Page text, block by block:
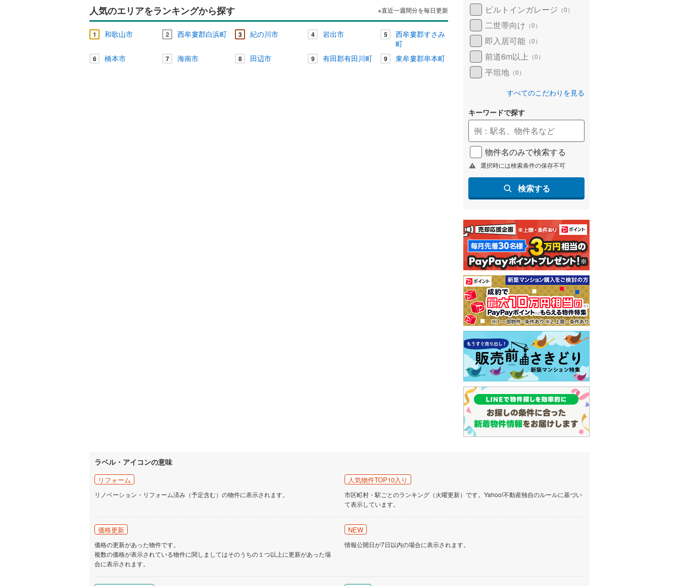
人気のエリアをランキングから探す ※直近一週間分を毎日更新
1 和歌山市 2 西牟婁郡白浜町 3 紀の川市 4 岩出市 5
西牟婁郡すさみ
町
6 橋本市 7 海南市 8 田辺市 9 有田郡有田川町 9 東牟婁郡串本町
ビルトインガレージ （0）
二世帯向け （0）
即入居可能 （0）
前道6m以上 （0）
平坦地 （0）
すべてのこだわりを見る
キーワードで探す
物件名のみで検索する
選択時には検索条件の保存不可
検索する
ラベル・アイコンの意味
リフォーム
リノベーション・リフォーム済み（予定含む）の物件に表示されます。
人気物件TOP10入り
市区町村・駅ごとのランキング（火曜更新）です。Yahoo!不動産独自のルールに基づい
て表示しています。
価格更新
価格の更新があった物件です。
複数の価格が表示されている物件に関しましてはそのうちの１つ以上に更新があった場
合に表示されます。
NEW
情報公開日が7日以内の場合に表示されます。